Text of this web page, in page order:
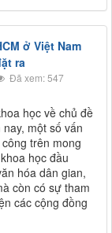
ở Việt Nam
ra
Đã xem: 547
học về chủ đề
một số vấn
trên mong
học đầu
hóa dân gian,
còn có sự tham
các cộng đồng